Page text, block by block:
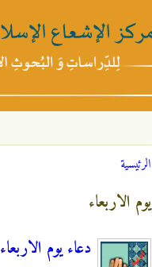
أنت هنا
الرئيسية
يوم الاربعاء
دعاء يوم الاربعاء